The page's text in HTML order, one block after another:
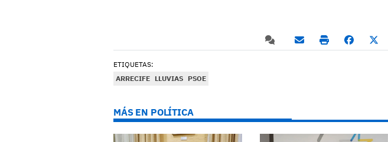
ETIQUETAS:
ARRECIFE LLUVIAS PSOE
MÁS EN POLÍTICA